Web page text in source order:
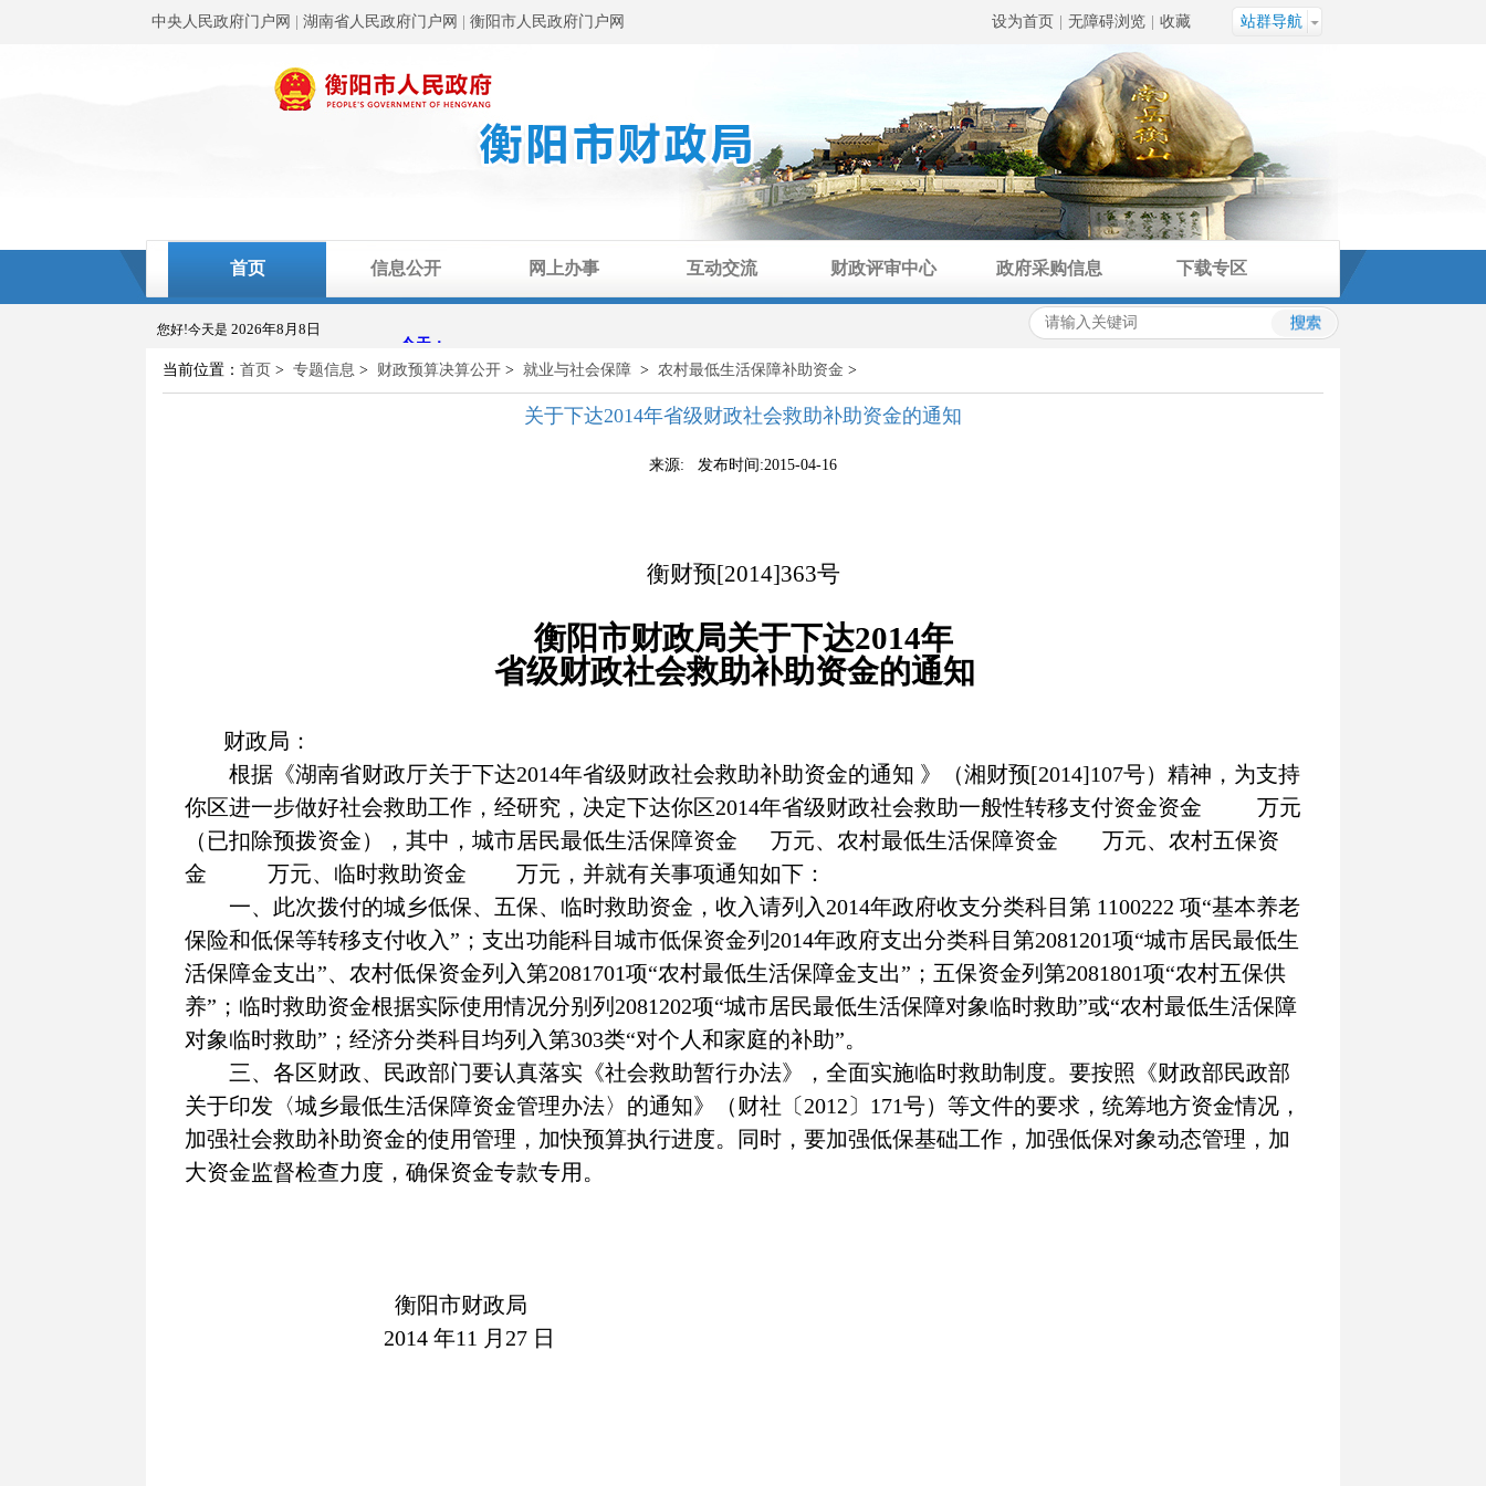
中央人民政府门户网 湖南省人民政府门户网 衡阳市人民政府门户网 设为首页 无障碍浏览 收藏 站群导航
首页 信息公开 网上办事 互动交流 财政评审中心 政府采购信息 下载专区
您好!今天是 2026年8月8日
当前位置： 首页 > 专题信息 > 财政预算决算公开 > 就业与社会保障 > 农村最低生活保障补助资金 >
关于下达2014年省级财政社会救助补助资金的通知
来源: 发布时间:2015-04-16
衡财预[2014]363号
衡阳市财政局关于下达2014年
省级财政社会救助补助资金的通知
财政局：
根据《湖南省财政厅关于下达2014年省级财政社会救助补助资金的通知 》（湘财预[2014]107号）精神，为支持
你区进一步做好社会救助工作，经研究，决定下达你区2014年省级财政社会救助一般性转移支付资金资金
万元
（已扣除预拨资金），其中，城市居民最低生活保障资金
万元、农村最低生活保障资金
万元、农村五保资
金
万元、临时救助资金
万元，并就有关事项通知如下：
一、此次拨付的城乡低保、五保、临时救助资金，收入请列入 2014年政府收支分类科目第 1100222 项“基本养老
保险和低保等转移支付收入”；支出功能科目城市低保资金列 2014年政府支出分类科目第2081201项“城市居民最低生
活保障金支出”、农村低保资金列入第2081701项“农村最低生活保障金支出”；五保资金列第2081801项“农村五保供
养”；临时救助资金根据实际使用情况分别列 2081202项“城市居民最低生活保障对象临时救助”或“农村最低生活保障
对象临时救助”；经济分类科目均列入第303类“对个人和家庭的补助”。
三、各区财政、民政部门要认真落实《社会救助暂行办法》，全面实施临时救助制度。要按照《财政部民政部
关于印发〈城乡最低生活保障资金管理办法〉的通知》（财社〔2012〕 171号）等文件的要求，统筹地方资金情况，
加强社会救助补助资金的使用管理，加快预算执行进度。同时，要加强低保基础工作，加强低保对象动态管理，加
大资金监督检查力度，确保资金专款专用。
衡阳市财政局
2014 年11 月27 日